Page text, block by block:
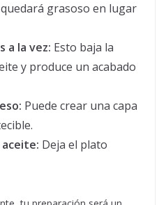
grasoso en lugar
a la vez: Esto baja la
y produce un acabado
Puede crear una capa
Deja el plato